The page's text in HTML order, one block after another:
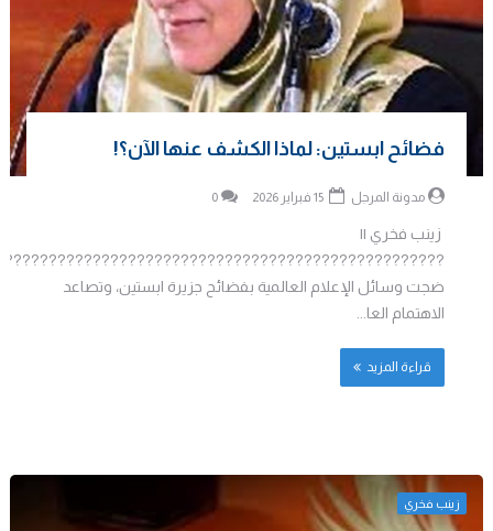
فضائح ابستين: لماذا الكشف عنها الآن؟!
مدونة المرجل 0
زينب فخري ||
ضجت وسائل الإعلام العالمية بفضائح جزيرة ابستين، وتصاعد
الاهتمام العا...
قراءة المزيد
زينب فخري